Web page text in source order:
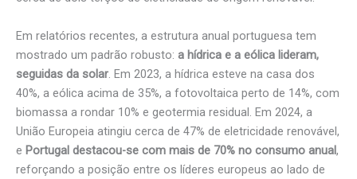
Em relatórios recentes, a estrutura anual portuguesa tem
mostrado um padrão robusto: a hídrica e a eólica lideram,
seguidas da solar. Em 2023, a hídrica esteve na casa dos
40%, a eólica acima de 35%, a fotovoltaica perto de 14%, com
biomassa a rondar 10% e geotermia residual. Em 2024, a
União Europeia atingiu cerca de 47% de eletricidade renovável,
e Portugal destacou-se com mais de 70% no consumo anual,
reforçando a posição entre os líderes europeus ao lado de